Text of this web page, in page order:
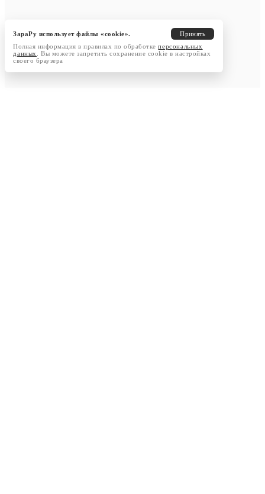
ЗараРу использует файлы «cookie».
Принять
Полная информация в правилах по обработкеперсональных
данных
. Вы можете запретить сохранение cookie в настройках
своего браузера